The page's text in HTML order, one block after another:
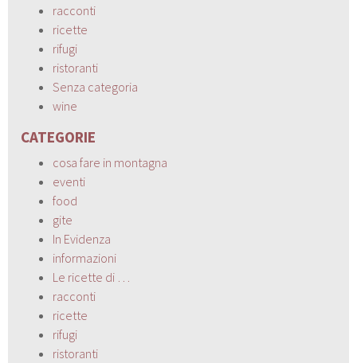
racconti
ricette
rifugi
ristoranti
Senza categoria
wine
CATEGORIE
cosa fare in montagna
eventi
food
gite
In Evidenza
informazioni
Le ricette di …
racconti
ricette
rifugi
ristoranti